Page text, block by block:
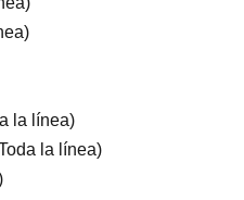
la línea)
la línea)